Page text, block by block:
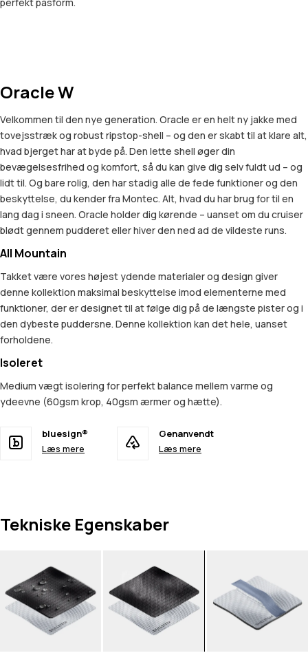
Oracle W
Velkommen til den nye generation. Oracle er en helt ny jakke med
tovejsstræk og robust ripstop-shell – og den er skabt til at klare alt,
hvad bjerget har at byde på. Den lette shell øger din
bevægelsesfrihed og komfort, så du kan give dig selv fuldt ud – og
lidt til. Og bare rolig, den har stadig alle de fede funktioner og den
beskyttelse, du kender fra Montec. Alt, hvad du har brug for til en
lang dag i sneen. Oracle holder dig kørende – uanset om du cruiser
blødt gennem pudderet eller hiver den ned ad de vildeste runs.
All Mountain
Takket være vores højest ydende materialer og design giver
denne kollektion maksimal beskyttelse imod elementerne med
funktioner, der er designet til at følge dig på de længste pister og i
den dybeste puddersne. Denne kollektion kan det hele, uanset
forholdene.
Isoleret
Medium vægt isolering for perfekt balance mellem varme og
ydeevne (60gsm krop, 40gsm ærmer og hætte).
bluesign®
Læs mere
Genanvendt
Læs mere
Tekniske Egenskaber